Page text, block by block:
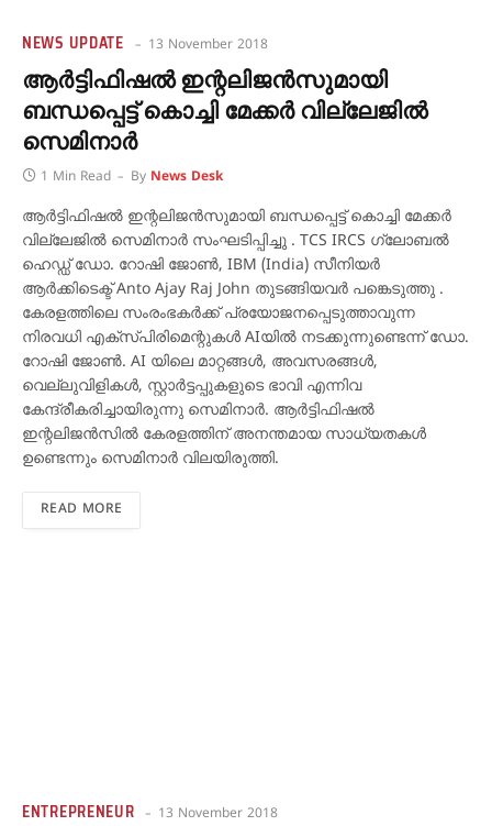
NEWS UPDATE 13 November 2018
ആര്‍ട്ടിഫിഷല്‍ ഇന്റലിജന്‍സുമായി
ബന്ധപ്പെട്ട് കൊച്ചി മേക്കര്‍ വില്ലേജില്‍
സെമിനാര്‍
1 Min Read By News Desk
ആര്‍ട്ടിഫിഷല്‍ ഇന്റലിജന്‍സുമായി ബന്ധപ്പെട്ട് കൊച്ചി മേക്കര്‍
വില്ലേജില്‍ സെമിനാര്‍ സംഘടിപ്പിച്ചു . TCS IRCS ഗ്ലോബല്‍
ഹെഡ്ഡ് ഡോ. റോഷി ജോണ്‍, IBM (India) സീനിയര്‍
ആര്‍ക്കിടെക്ട് Anto Ajay Raj John തുടങ്ങിയവര്‍ പങ്കെടുത്തു .
കേരളത്തിലെ സംരംഭകര്‍ക്ക് പ്രയോജനപ്പെടുത്താവുന്ന
നിരവധി എക്‌സ്പിരിമെന്റുകള്‍ AIയില്‍ നടക്കുന്നുണ്ടെന്ന് ഡോ.
റോഷി ജോണ്‍. AI യിലെ മാറ്റങ്ങള്‍, അവസരങ്ങള്‍,
വെല്ലുവിളികള്‍, സ്റ്റാര്‍ട്ടപ്പുകളുടെ ഭാവി എന്നിവ
കേന്ദ്രീകരിച്ചായിരുന്നു സെമിനാര്‍. ആര്‍ട്ടിഫിഷല്‍
ഇന്റലിജന്‍സില്‍ കേരളത്തിന് അനന്തമായ സാധ്യതകള്‍
ഉണ്ടെന്നും സെമിനാര്‍ വിലയിരുത്തി.
READ MORE
ENTREPRENEUR 13 November 2018